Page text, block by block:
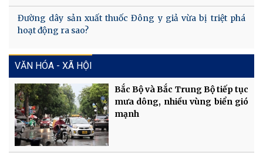
Đường dây sản xuất thuốc Đông y giả vừa bị triệt phá
hoạt động ra sao?
VĂN HÓA - XÃ HỘI
Bắc Bộ và Bắc Trung Bộ tiếp tục
mưa dông, nhiều vùng biển gió
mạnh